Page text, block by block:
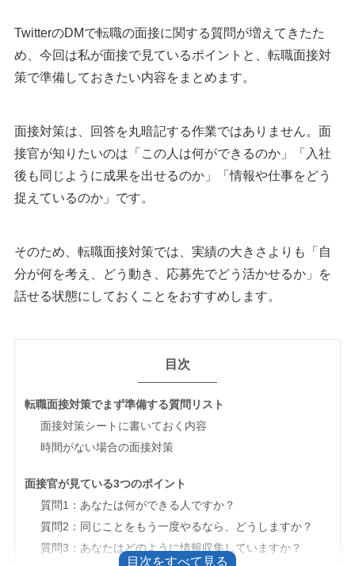
TwitterのDMで転職の面接に関する質問が増えてきたた
め、今回は私が面接で見ているポイントと、転職面接対
策で準備しておきたい内容をまとめます。
面接対策は、回答を丸暗記する作業ではありません。面
接官が知りたいのは「この人は何ができるのか」「入社
後も同じように成果を出せるのか」「情報や仕事をどう
捉えているのか」です。
そのため、転職面接対策では、実績の大きさよりも「自
分が何を考え、どう動き、応募先でどう活かせるか」を
話せる状態にしておくことをおすすめします。
目次
転職面接対策でまず準備する質問リスト
面接対策シートに書いておく内容
時間がない場合の面接対策
面接官が見ている3つのポイント
質問1：あなたは何ができる人ですか？
質問2：同じことをもう一度やるなら、どうしますか？
質問3：あなたはどのように情報収集していますか？